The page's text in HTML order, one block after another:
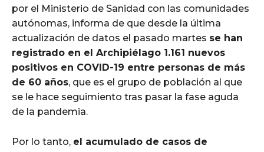
por el Ministerio de Sanidad con las comunidades
autónomas, informa de que desde la última
actualización de datos el pasado martes se han
registrado en el Archipiélago 1.161 nuevos
positivos en COVID-19 entre personas de más
de 60 años, que es el grupo de población al que
se le hace seguimiento tras pasar la fase aguda
de la pandemia.
Por lo tanto, el acumulado de casos de